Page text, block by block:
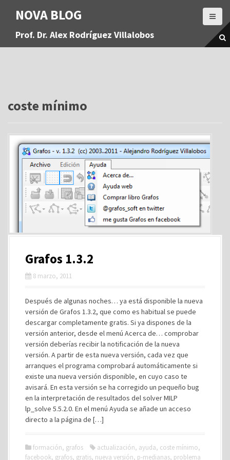
a
NOVA BLOG
Prof. Dr. Alex Rodríguez Villalobos
coste mínimo
Grafos 1.3.2
8 marzo, 2011
Después de algunas noches… ya está disponible la nueva
versión de Grafos 1.3.2, que como es habitual se puede
descargar completamente gratis. Si ya dispones de la
versión anterior, desde el menú Acerca de… comprobar
versión deberías recibir la notificación de la nueva
versión. A partir de esta nueva versión, cada vez que
arranques el programa comprobará automáticamente si
existe una nueva versión disponible, en cuyo caso te
avisará. En esta versión se ha corregido un pequeño bug
en la interpretación de resultados del solver MILP
lp_solve 5.5.2.0. En el menú Ayuda se añade un acceso
directo a la página de […]
formación, grafos actualización, ayuda, coste mínimo,
facebook, grafos, gratis, nueva versión, p-medianas, problema